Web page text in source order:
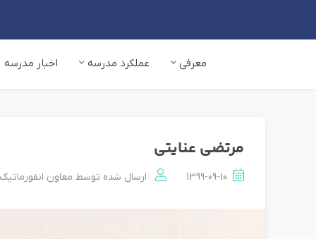
معرفی عملکرد مدرسه اخبار مدرسه
مرتضي عنايتی
1399-09-10 ارسال شده توسط معاون